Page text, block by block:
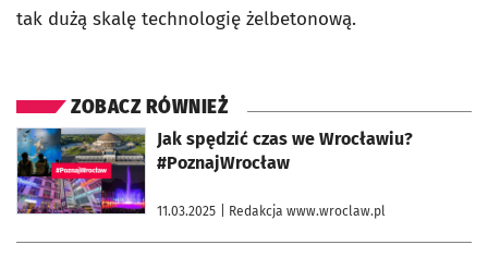
tak dużą skalę technologię żelbetonową.
ZOBACZ RÓWNIEŻ
Jak spędzić czas we Wrocławiu?
#PoznajWrocław
11.03.2025 | Redakcja www.wroclaw.pl
otworzy się w nowej karcie